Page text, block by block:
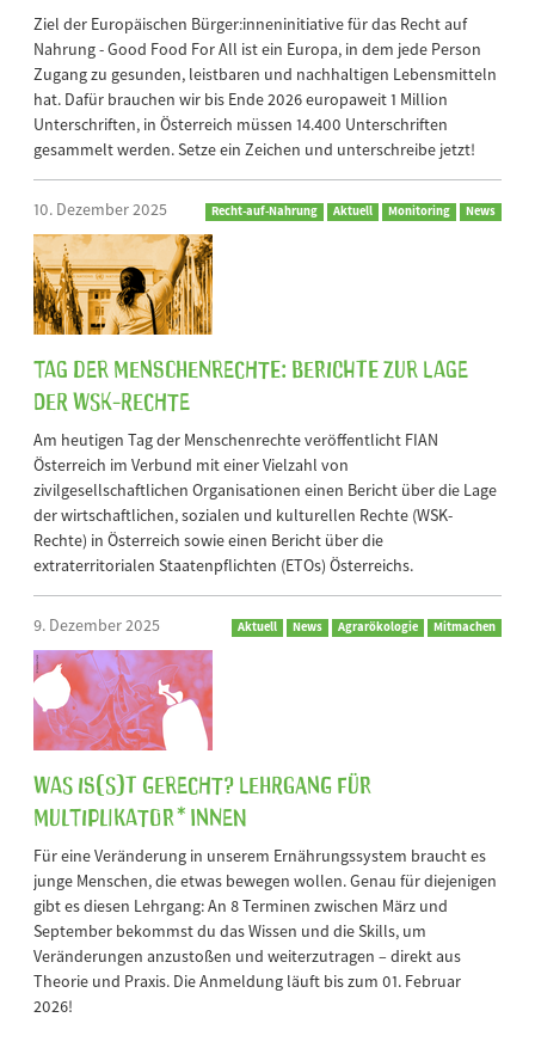
Ziel der Europäischen Bürger:inneninitiative für das Recht auf
Nahrung - Good Food For All ist ein Europa, in dem jede Person
Zugang zu gesunden, leistbaren und nachhaltigen Lebensmitteln
hat. Dafür brauchen wir bis Ende 2026 europaweit 1 Million
Unterschriften, in Österreich müssen 14.400 Unterschriften
gesammelt werden. Setze ein Zeichen und unterschreibe jetzt!
10. Dezember 2025 Recht-auf-Nahrung Aktuell Monitoring News
Tag der Menschenrechte: Berichte zur Lage
der WSK-Rechte
Am heutigen Tag der Menschenrechte veröffentlicht FIAN
Österreich im Verbund mit einer Vielzahl von
zivilgesellschaftlichen Organisationen einen Bericht über die Lage
der wirtschaftlichen, sozialen und kulturellen Rechte (WSK-
Rechte) in Österreich sowie einen Bericht über die
extraterritorialen Staatenpflichten (ETOs) Österreichs.
9. Dezember 2025 Aktuell News Agrarökologie Mitmachen
Was is(s)t gerecht? Lehrgang für
Multiplikator*innen
Für eine Veränderung in unserem Ernährungssystem braucht es
junge Menschen, die etwas bewegen wollen. Genau für diejenigen
gibt es diesen Lehrgang: An 8 Terminen zwischen März und
September bekommst du das Wissen und die Skills, um
Veränderungen anzustoßen und weiterzutragen – direkt aus
Theorie und Praxis. Die Anmeldung läuft bis zum 01. Februar
2026!